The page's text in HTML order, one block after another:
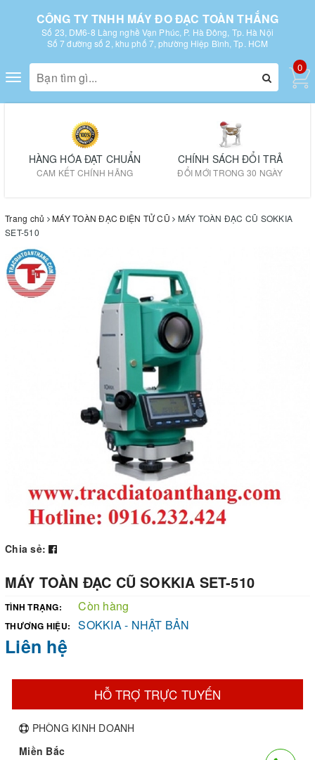
CÔNG TY TNHH MÁY ĐO ĐẠC TOÀN THẮNG
Số 23, DM6-8 Làng nghề Vạn Phúc, P. Hà Đông, Tp. Hà Nội
Số 7 đường số 2, khu phố 7, phường Hiệp Bình, Tp. HCM
Toggle
navigation
0
HÀNG HÓA ĐẠT CHUẨN
CAM KẾT CHÍNH HÃNG
CHÍNH SÁCH ĐỔI TRẢ
ĐỔI MỚI TRONG 30 NGÀY
Trang chủ MÁY TOÀN ĐẠC ĐIỆN TỬ CŨ
MÁY TOÀN ĐẠC CŨ SOKKIA
SET-510
Chia sẻ:
MÁY TOÀN ĐẠC CŨ SOKKIA SET-510
TÌNH TRẠNG: Còn hàng
THƯƠNG HIỆU: SOKKIA - NHẬT BẢN
Liên hệ
HỖ TRỢ TRỰC TUYẾN
PHÒNG KINH DOANH
Miền Bắc